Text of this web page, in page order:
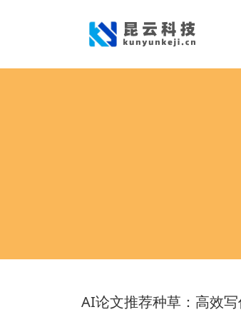
AI论文推荐种草：高效